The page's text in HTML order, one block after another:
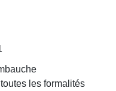
les formalités